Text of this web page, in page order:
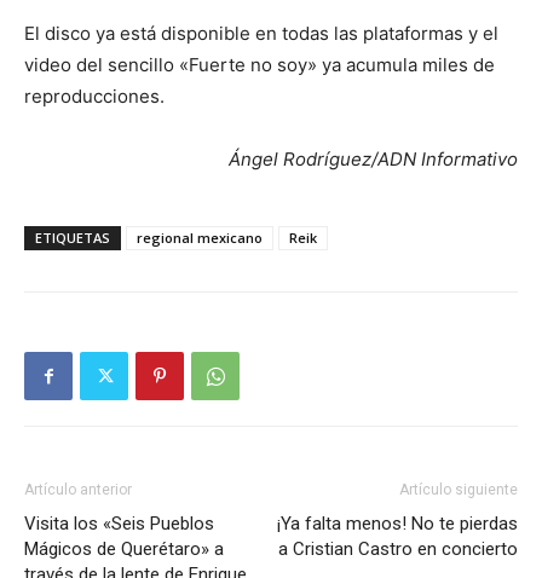
El disco ya está disponible en todas las plataformas y el
video del sencillo «Fuerte no soy» ya acumula miles de
reproducciones.
Ángel Rodríguez/ADN Informativo
ETIQUETAS regional mexicano Reik
Artículo anterior
Visita los «Seis Pueblos
Mágicos de Querétaro» a
Artículo siguiente
¡Ya falta menos! No te pierdas
a Cristian Castro en concierto